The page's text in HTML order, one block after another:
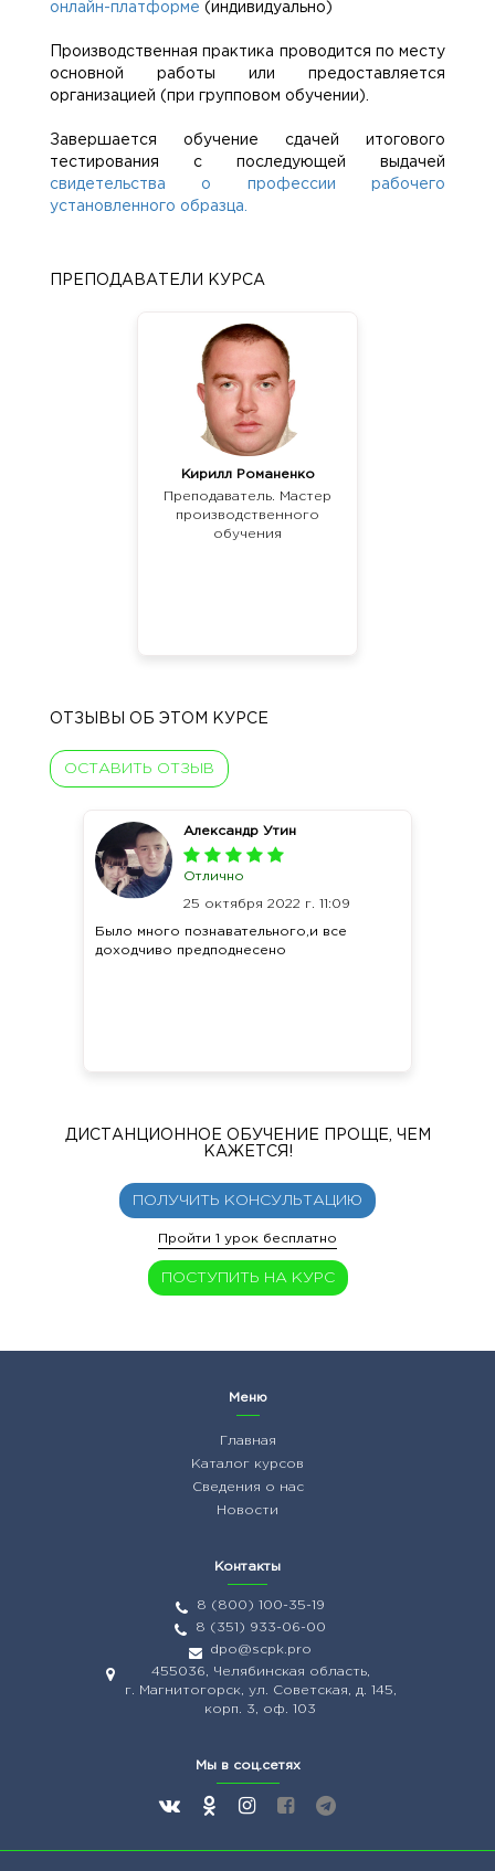
онлайн-платформе (индивидуально)
Производственная практика проводится по месту
основной работы или предоставляется
организацией (при групповом обучении).
Завершается обучение сдачей итогового
тестирования с последующей выдачей
свидетельства о профессии рабочего
установленного образца.
ПРЕПОДАВАТЕЛИ КУРСА
Кирилл Романенко
Преподаватель. Мастер
производственного
обучения
ОТЗЫВЫ ОБ ЭТОМ КУРСЕ
ОСТАВИТЬ ОТЗЫВ
Александр Утин
Отлично
25 октября 2022 г. 11:09
Было много познавательного,и все
доходчиво предподнесено
ДИСТАНЦИОННОЕ ОБУЧЕНИЕ ПРОЩЕ, ЧЕМ
КАЖЕТСЯ!
ПОЛУЧИТЬ КОНСУЛЬТАЦИЮ
Пройти 1 урок бесплатно
ПОСТУПИТЬ НА КУРС
Меню
Главная
Каталог курсов
Сведения о нас
Новости
Контакты
8 (800) 100-35-19
8 (351) 933-06-00
dpo@scpk.pro
455036, Челябинская область,
г. Магнитогорск, ул. Советская, д. 145,
корп. 3, оф. 103
Мы в соц.сетях